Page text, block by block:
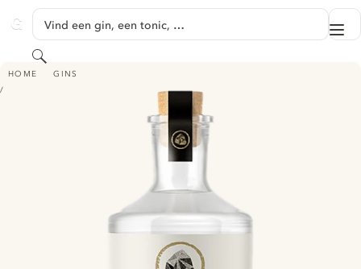
GINVENTORY
Vind een gin, een tonic, …
Zoeken
HOME GINS
LA ROCHE – SAUVAGE